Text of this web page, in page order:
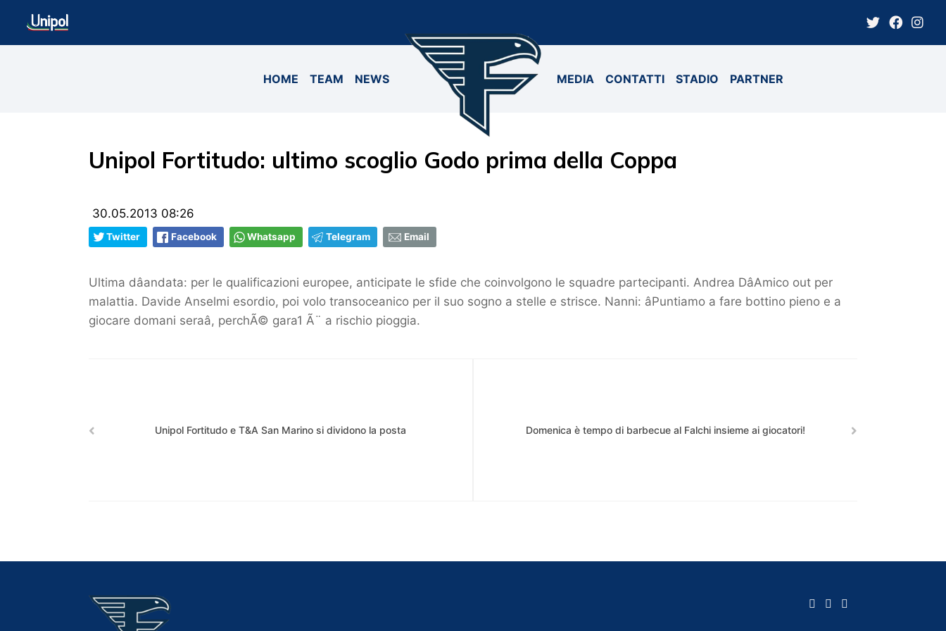
HOME TEAM NEWS MEDIA CONTATTI STADIO PARTNER
Unipol Fortitudo: ultimo scoglio Godo prima della Coppa
30.05.2013 08:26
Twitter Facebook Whatsapp Telegram Email
Ultima dâandata: per le qualificazioni europee, anticipate le sfide che coinvolgono le squadre partecipanti. Andrea DâAmico out per
malattia. Davide Anselmi esordio, poi volo transoceanico per il suo sogno a stelle e strisce. Nanni: âPuntiamo a fare bottino pieno e a
giocare domani seraâ, perchÃ© gara1 Ã¨ a rischio pioggia.
Unipol Fortitudo e T&A San Marino si dividono la posta Domenica è tempo di barbecue al Falchi insieme ai giocatori!